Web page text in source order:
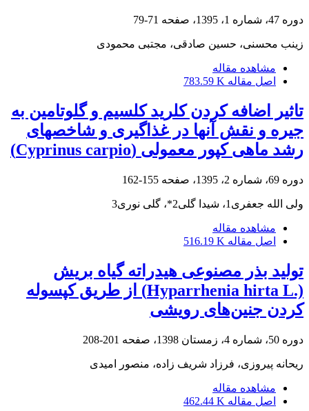
دوره 47، شماره 1، 1395، صفحه 71-79
زینب محسنی، حسین صادقی، مجتبی محمودی
مشاهده مقاله
اصل مقاله 783.59 K
تاثیر اضافه کردن کلرید کلسیم و گلوتامین به
جیره و نقش آنها در غذاگیری و شاخصهای
رشد ماهی کپور معمولی (Cyprinus carpio)
دوره 69، شماره 2، 1395، صفحه 155-162
ولی الله جعفری1، شیدا گلی2*، گلی نوری3
مشاهده مقاله
اصل مقاله 516.19 K
تولید بذر مصنوعی هیدراته گیاه بریش
(.Hyparrhenia hirta L) از طریق کپسوله
کردن جنین‌های رویشی
دوره 50، شماره 4، زمستان 1398، صفحه 201-208
ریحانه پیروزی، فرزاد شریف زاده، منصور امیدی
مشاهده مقاله
اصل مقاله 462.44 K